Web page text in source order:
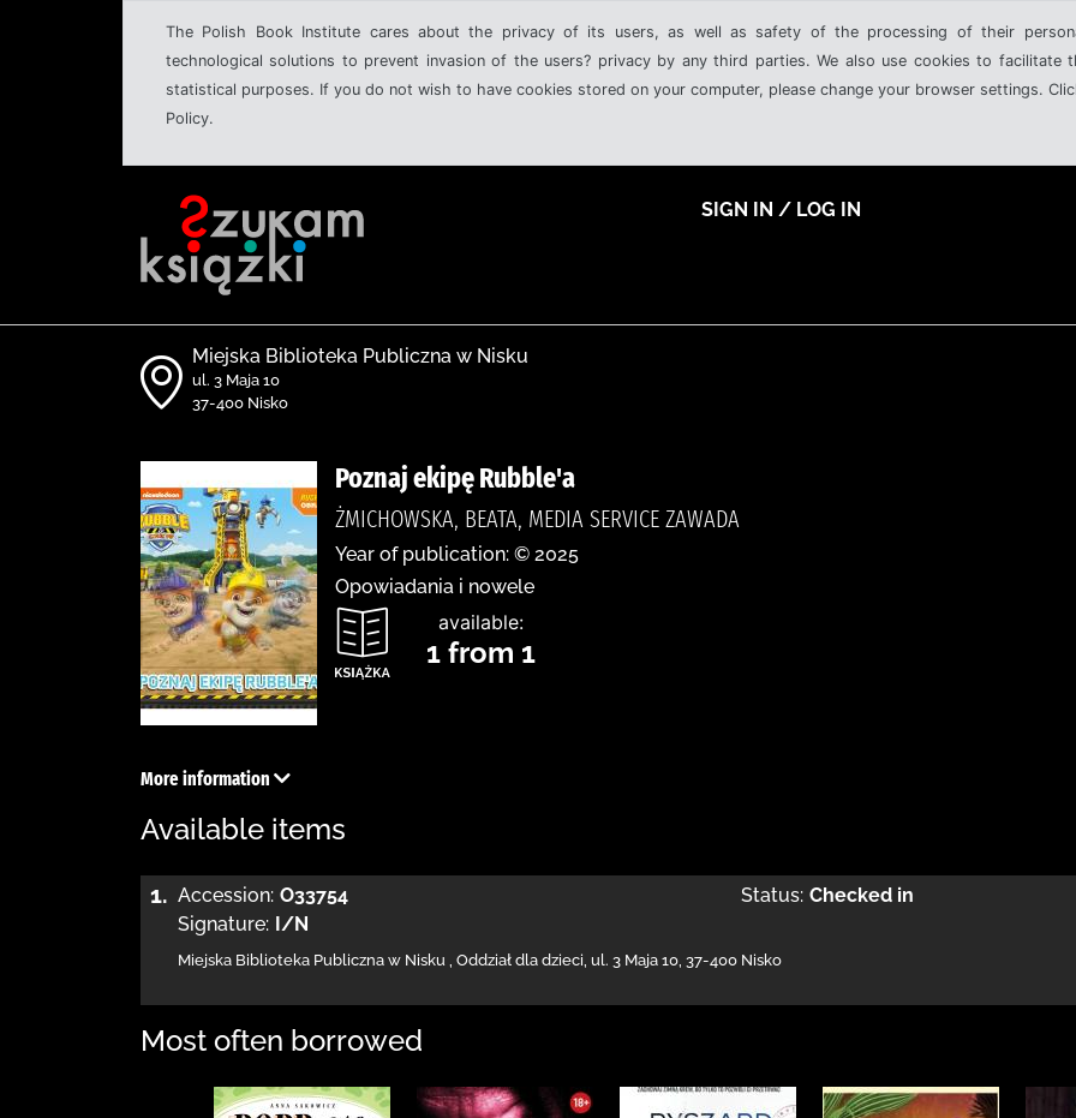
The Polish Book Institute cares about the privacy of its users, as well as safety of the processing of their
technological solutions to prevent invasion of the users? privacy by any third parties. We also use cookies to facilitate
statistical purposes. If you do not wish to have cookies stored on your computer, please change your browser settings.
Policy.
SIGN IN / LOG IN
Miejska Biblioteka Publiczna w Nisku
ul. 3 Maja 10
37-400 Nisko
Poznaj ekipę Rubble'a
ŻMICHOWSKA, BEATA, MEDIA SERVICE ZAWADA
Year of publication: © 2025
Opowiadania i nowele
available:
1 from 1
More information
Available items
1. Accession: O33754
Signature: I/N
Status: Checked in
Miejska Biblioteka Publiczna w Nisku , Oddział dla dzieci, ul. 3 Maja 10, 37-400 Nisko
Most often borrowed